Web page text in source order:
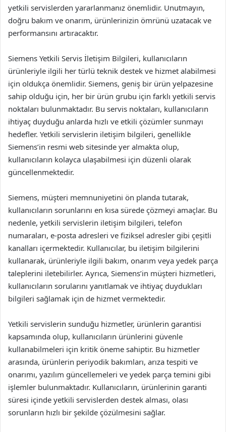
yetkili servislerden yararlanmanız önemlidir. Unutmayın,
doğru bakım ve onarım, ürünlerinizin ömrünü uzatacak ve
performansını artıracaktır.
Siemens Yetkili Servis İletişim Bilgileri, kullanıcıların
ürünleriyle ilgili her türlü teknik destek ve hizmet alabilmesi
için oldukça önemlidir. Siemens, geniş bir ürün yelpazesine
sahip olduğu için, her bir ürün grubu için farklı yetkili servis
noktaları bulunmaktadır. Bu servis noktaları, kullanıcıların
ihtiyaç duyduğu anlarda hızlı ve etkili çözümler sunmayı
hedefler. Yetkili servislerin iletişim bilgileri, genellikle
Siemens’in resmi web sitesinde yer almakta olup,
kullanıcıların kolayca ulaşabilmesi için düzenli olarak
güncellenmektedir.
Siemens, müşteri memnuniyetini ön planda tutarak,
kullanıcıların sorunlarını en kısa sürede çözmeyi amaçlar. Bu
nedenle, yetkili servislerin iletişim bilgileri, telefon
numaraları, e-posta adresleri ve fiziksel adresler gibi çeşitli
kanalları içermektedir. Kullanıcılar, bu iletişim bilgilerini
kullanarak, ürünleriyle ilgili bakım, onarım veya yedek parça
taleplerini iletebilirler. Ayrıca, Siemens’in müşteri hizmetleri,
kullanıcıların sorularını yanıtlamak ve ihtiyaç duydukları
bilgileri sağlamak için de hizmet vermektedir.
Yetkili servislerin sunduğu hizmetler, ürünlerin garantisi
kapsamında olup, kullanıcıların ürünlerini güvenle
kullanabilmeleri için kritik öneme sahiptir. Bu hizmetler
arasında, ürünlerin periyodik bakımları, arıza tespiti ve
onarımı, yazılım güncellemeleri ve yedek parça temini gibi
işlemler bulunmaktadır. Kullanıcıların, ürünlerinin garanti
süresi içinde yetkili servislerden destek alması, olası
sorunların hızlı bir şekilde çözülmesini sağlar.